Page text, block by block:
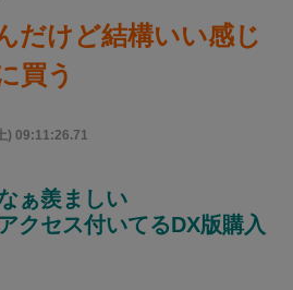
だけど結構いい感じ
買う
) 09:11:26.71
ぁ羨ましい
クセス付いてるDX版購入